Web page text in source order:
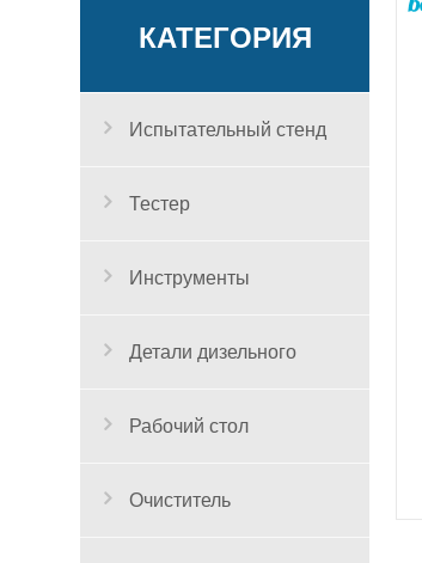
КАТЕГОРИЯ
Испытательный стенд
Тестер
Инструменты
Детали дизельного
двигателя
Рабочий стол
Очиститель